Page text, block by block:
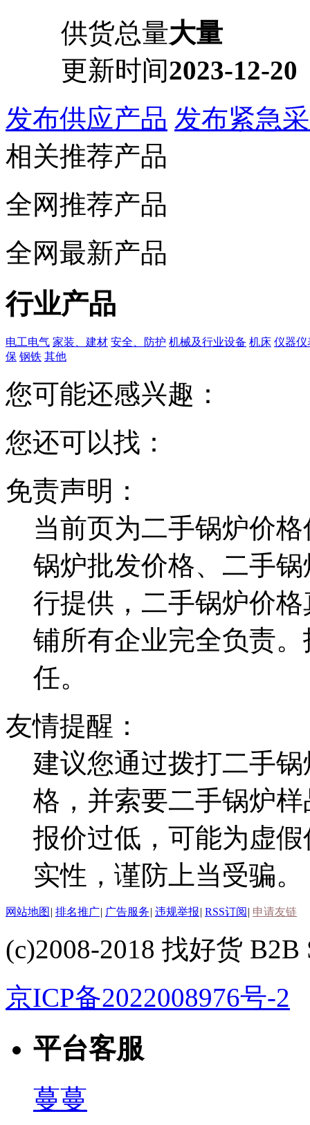
供货总量大量
更新时间2023-12-20
发布供应产品 发布紧急
相关推荐产品
全网推荐产品
全网最新产品
行业产品
电工电气 家装、建材 安全、防护 机械及行业设备 机床 仪器仪
保 钢铁 其他
您可能还感兴趣：
您还可以找：
免责声明：
当前页为二手锅炉价
锅炉批发价格、二手
行提供，二手锅炉价
铺所有企业完全负责
任。
友情提醒：
建议您通过拨打二手
格，并索要二手锅炉
报价过低，可能为虚
实性，谨防上当受骗。
网站地图 | 排名推广| 广告服务| 违规举报| RSS订阅 | 申请友链
(c)2008-2018 找好货 B2B
京ICP备2022008976号-2
平台客服
蔓蔓